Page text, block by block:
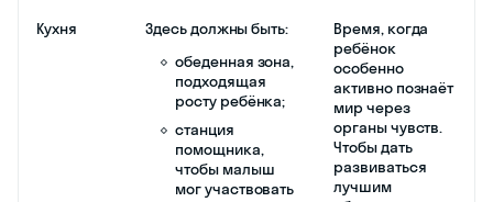
Кухня
Здесь должны быть:
обеденная зона,
подходящая
росту ребёнка;
станция
помощника,
чтобы малыш
мог участвовать
Время, когда
ребёнок
особенно
активно познаёт
мир через
органы чувств.
Чтобы дать
развиваться
лучшим